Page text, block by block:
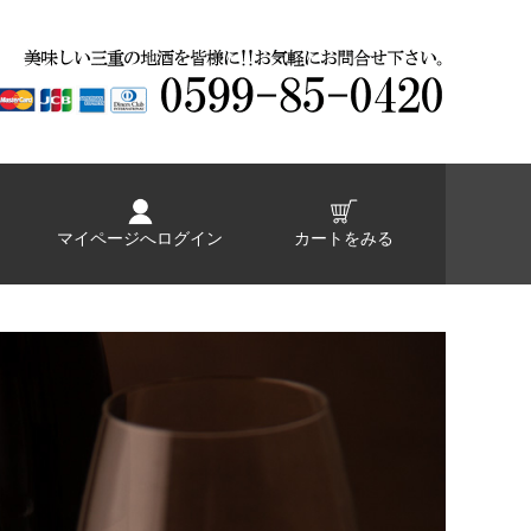
マイページへログイン カートをみる